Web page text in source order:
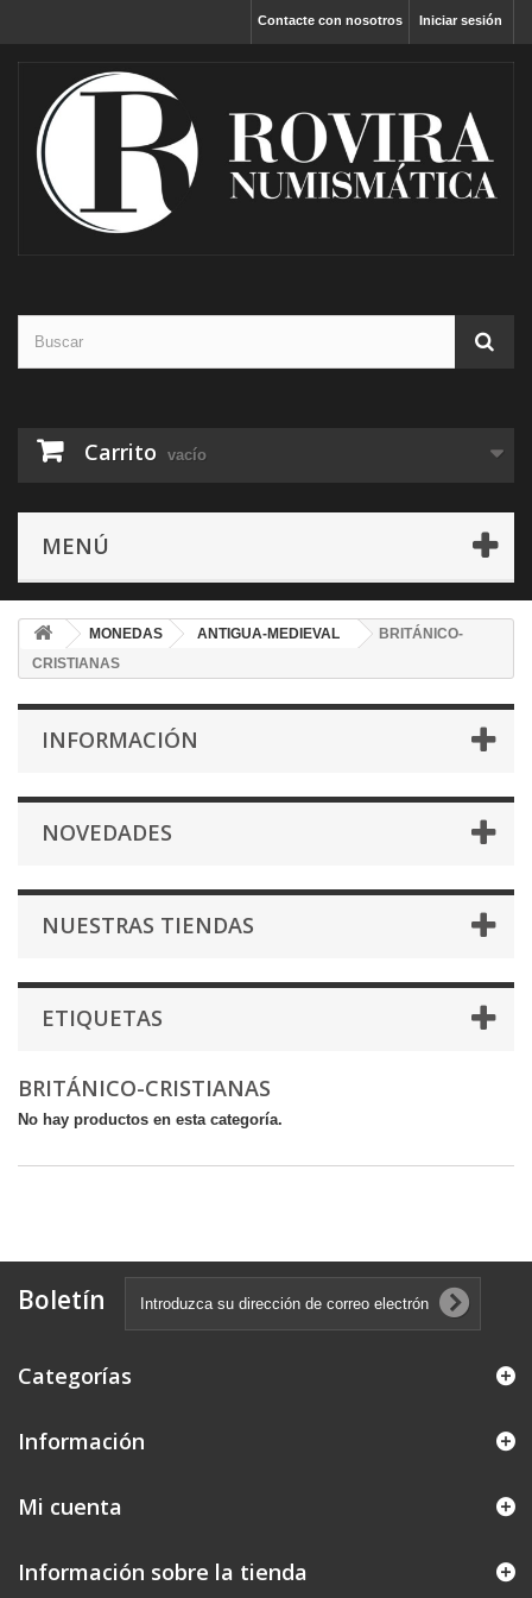
Iniciar sesión
Contacte con nosotros
Carrito vacío
MENÚ
MONEDAS ANTIGUA-MEDIEVAL
BRITÁNICO-
CRISTIANAS
INFORMACIÓN
NOVEDADES
NUESTRAS TIENDAS
ETIQUETAS
BRITÁNICO-CRISTIANAS
No hay productos en esta categoría.
Boletín
Categorías
Información
Mi cuenta
Información sobre la tienda